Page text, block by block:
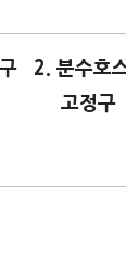
구 2. 분수호
고정구